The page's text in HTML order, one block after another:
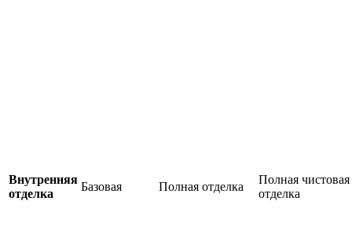
Внутренняя
отделка
Базовая Полная отделка
Полная чистовая
отделка